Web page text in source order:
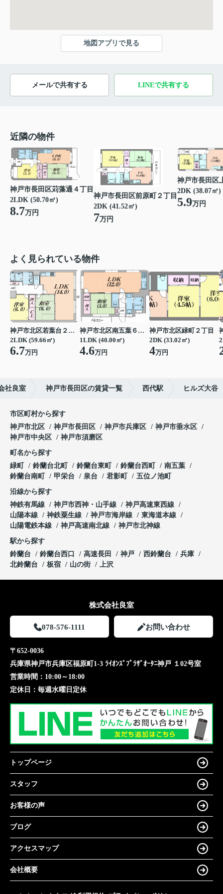
地図アプリで見る
メールで共有する LINEで共有する
近隣の物件
神戸市長田区苅藻通４丁目
2LDK (50.70㎡)
8.7万円
神戸市長田区前原町２丁目
2DK (41.52㎡)
7万円
神戸市長田区
2DK (38.07㎡)
5.9万円
よく見られている物件
神戸市北区若葉台２丁目
2LDK (59.66㎡)
6.7万円
神戸市北区南五葉６丁目
1LDK (40.00㎡)
4.6万円
神戸市北区緑町２丁目
2DK (33.02㎡)
4万円
社良室 神戸市長田区の賃貸一覧 西代駅 ヒルズ大谷
市区町村から探す
神戸市北区
神戸市長田区 神戸市兵庫区
神戸市垂水区
神戸市中央区
神戸市須磨区
町名から探す
緑町
鈴蘭台北町 鈴蘭台東町 鈴蘭台西町
南五葉
鈴蘭台南町
甲栄台 泉台 君影町 五位ノ池町
沿線から探す
神鉄有馬線
神戸市西神・山手線
神戸高速東西線
山陽本線
神鉄粟生線 神戸市海岸線
東海道本線
山陽電鉄本線
神戸高速南北線 神戸市北神線
駅から探す
鈴蘭台
鈴蘭台西口 高速長田 神戸 西鈴蘭台
兵庫
北鈴蘭台
板宿 山の街 上沢
株式会社良室
078-576-1111 お問い合わせ
〒652-0036
兵庫県神戸市兵庫区福原町1-3 ﾗｲｵﾝｽﾞﾌﾟﾗｻﾞｵｰﾀﾆ神戸 １02号室
営業時間： 10:00～18:00
定休日： 毎週水曜日定休
トップページ
スタッフ
お客様の声
ブログ
アクセスマップ
会社概要